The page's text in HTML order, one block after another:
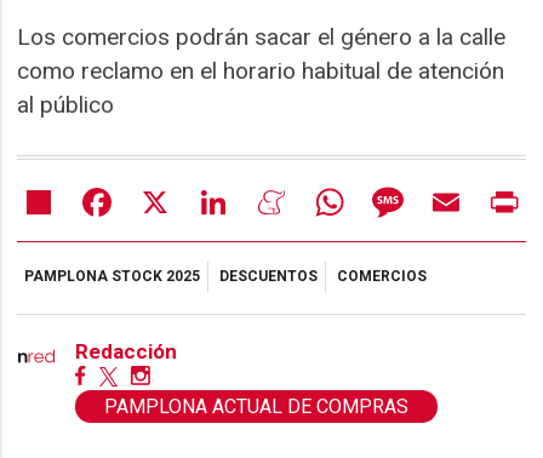
Los comercios podrán sacar el género a la calle
como reclamo en el horario habitual de atención
al público
Share Facebook LinkedIn MeneameWhatsAppMessageEmail
PAMPLONA STOCK 2025 DESCUENTOS COMERCIOS
Redacción
PAMPLONA ACTUAL DE COMPRAS